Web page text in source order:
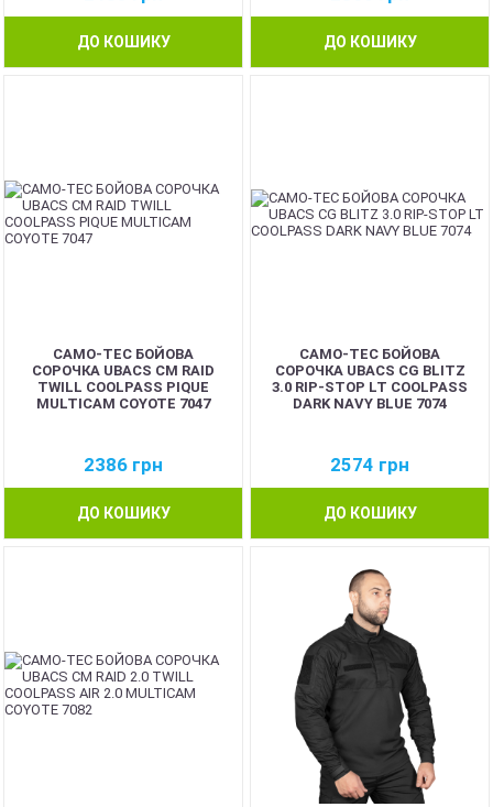
ДО КОШИКУ ДО КОШИКУ
CAMO-TEC БОЙОВА
СОРОЧКА UBACS CM RAID
TWILL COOLPASS PIQUE
MULTICAM COYOTE 7047
2386 грн
ДО КОШИКУ
CAMO-TEC БОЙОВА
СОРОЧКА UBACS CG BLITZ
3.0 RIP-STOP LT COOLPASS
DARK NAVY BLUE 7074
2574 грн
ДО КОШИКУ